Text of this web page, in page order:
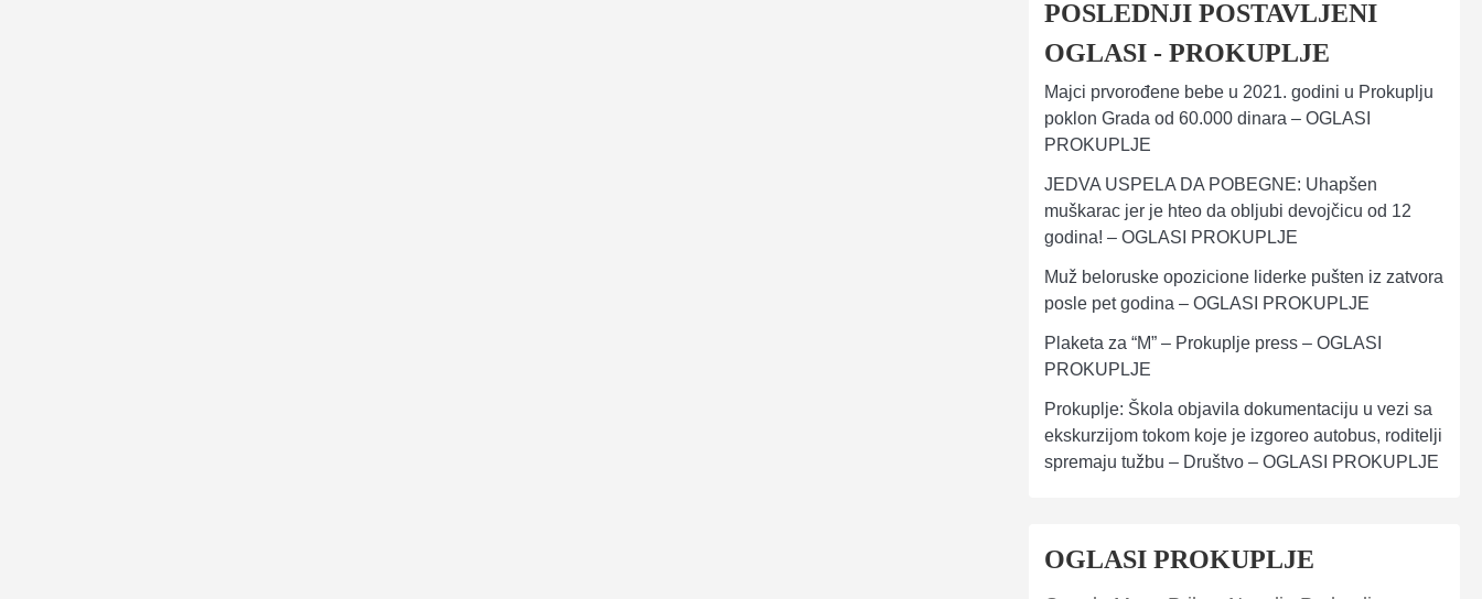
POSLEDNJI POSTAVLJENI
OGLASI - PROKUPLJE
Majci prvorođene bebe u 2021. godini u Prokuplju
poklon Grada od 60.000 dinara – OGLASI
PROKUPLJE
JEDVA USPELA DA POBEGNE: Uhapšen
muškarac jer je hteo da obljubi devojčicu od 12
godina! – OGLASI PROKUPLJE
Muž beloruske opozicione liderke pušten iz zatvora
posle pet godina – OGLASI PROKUPLJE
Plaketa za “M” – Prokuplje press – OGLASI
PROKUPLJE
Prokuplje: Škola objavila dokumentaciju u vezi sa
ekskurzijom tokom koje je izgoreo autobus, roditelji
spremaju tužbu – Društvo – OGLASI PROKUPLJE
OGLASI PROKUPLJE